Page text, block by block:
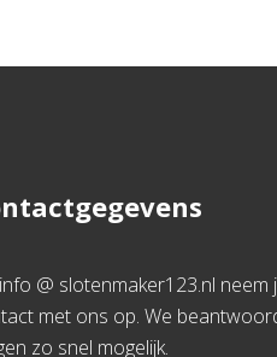
@ slotenmaker123.nl neem
met ons op. We
zo snel mogelijk.